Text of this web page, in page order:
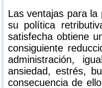
Las ventajas para
su política
satisfecha obtiene
consiguiente
administración,
ansiedad, estrés,
consecuencia de